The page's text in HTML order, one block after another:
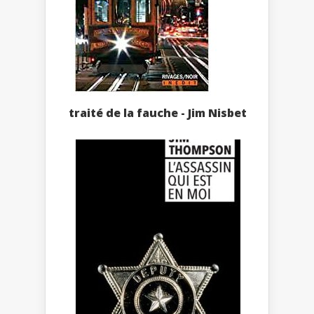
traité de la fauche - Jim Nisbet